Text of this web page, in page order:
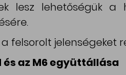
lesz lehetőségük a
felsorolt jelenségeket
és az M6 együttállása